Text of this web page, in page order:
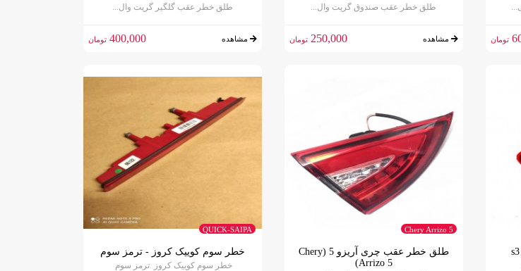
تومان
طلق خطر عقب صندوق گریت وال...
مشاهده 250,000 تومان
طلق خطر عقب گلگیر گریت وال...
مشاهده 400,000 تومان
Chery Arrizo 5
طلق خطر عقب چری آریزو 5 (Chery
Arrizo 5)
QUICK-SAIPA
خطر سوم کوییک کروز - ترمز سوم
خطر سوم کوییک کروز ترمز سوم